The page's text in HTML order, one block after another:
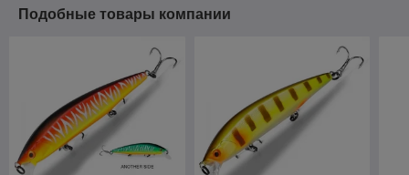
Подобные товары компании